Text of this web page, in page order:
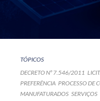
TÓPICOS
DECRETO Nº 7.546/2011
PREFERÊNCIA PROCESSO DE
MANUFATURADOS SERVIÇOS